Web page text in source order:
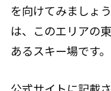
を向けてみましょ
は、このエリアの
あるスキー場です。